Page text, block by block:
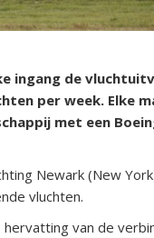
ingang de
per week. Elke
met een
Newark (New
vluchten.
van de